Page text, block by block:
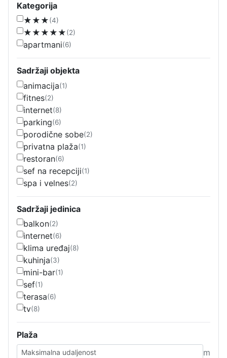
Kategorija
★★★(4)
★★★★★(2)
apartmani(6)
Sadržaji objekta
animacija(1)
fitnes(2)
internet(8)
parking(6)
porodične sobe(2)
privatna plaža(1)
restoran(6)
sef na recepciji(1)
spa i velnes(2)
Sadržaji jedinica
balkon(2)
internet(6)
klima uređaj(8)
kuhinja(3)
mini-bar(1)
sef(1)
terasa(6)
tv(8)
Plaža
m